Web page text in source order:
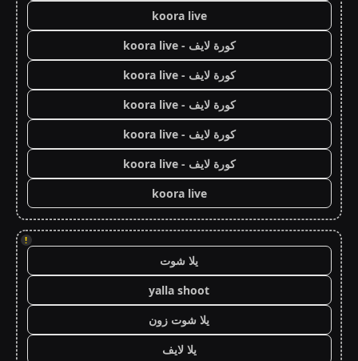
koora live
كورة لايف - koora live
كورة لايف - koora live
كورة لايف - koora live
كورة لايف - koora live
كورة لايف - koora live
koora live
!
يلا شوت
yalla shoot
يلا شوت زون
يلا لايف